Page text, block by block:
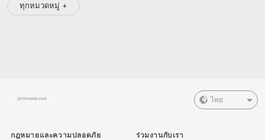
ทุกหมวดหมู่ +
ไทย
กฎหมายและความปลอดภัย ร่วมงานกับเรา